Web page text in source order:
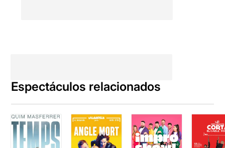
Espectáculos relacionados